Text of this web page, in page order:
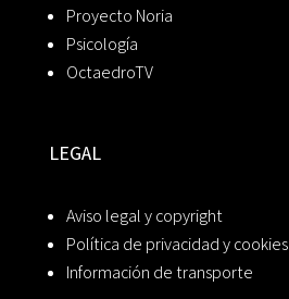
Proyecto Noria
Psicología
OctaedroTV
LEGAL
Aviso legal y copyright
Política de privacidad y cookies
Información de transporte